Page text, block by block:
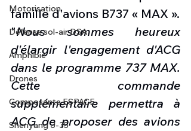
Motorisation
Défense sol-air DSA
Amphibie
Drones
Composante ESPACE
Shenyang J-35
famille d'avions B737 « MAX ».
"Nous sommes heureux
d'élargir l'engagement d'ACG
dans le programme 737 MAX.
Cette commande
supplémentaire permettra à
ACG de proposer des avions